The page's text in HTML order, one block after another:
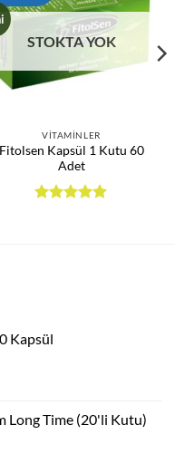
STOKTA YOK
VITAMINLER
Fitolsen Kapsül 1 Kutu 60
Adet
Kapsül
Long Time (20'li Kutu)